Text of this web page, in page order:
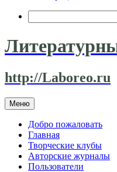
http://Laboreo.ru
Меню Перейти
к
содержимому
Добро пожаловать
Главная
Творческие клубы
Авторские журналы
Пользователи